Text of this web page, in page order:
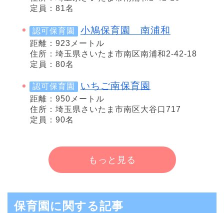
定員：81名
認可保育園 小鳩保育園 南浦和
距離：923メートル
住所：埼玉県さいたま市南区南浦和2-42-18
定員：80名
認可保育園 いちご南保育園
距離：950メートル
住所：埼玉県さいたま市南区大谷口717
定員：90名
もっと見る
保育園に関する記事